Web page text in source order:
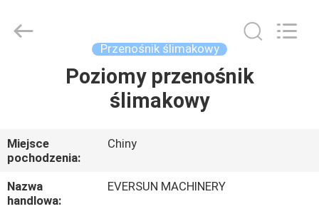
POKAZ
VR
Przenośnik ślimakowy
Poziomy przenośnik
ślimakowy
Miejsce
pochodzenia:
Chiny
Nazwa
handlowa:
EVERSUN MACHINERY